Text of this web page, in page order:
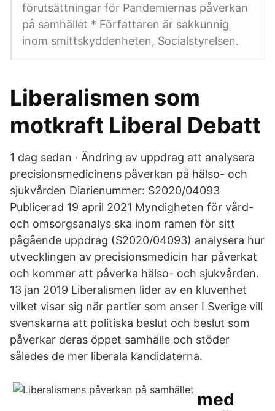
förutsättningar för Pandemiernas påverkan
på samhället * Författaren är sakkunnig
inom smittskyddenheten, Socialstyrelsen.
Liberalismen som
motkraft Liberal Debatt
1 dag sedan · Ändring av uppdrag att analysera
precisionsmedicinens påverkan på hälso- och
sjukvården Diarienummer: S2020/04093
Publicerad 19 april 2021 Myndigheten för vård-
och omsorgsanalys ska inom ramen för sitt
pågående uppdrag (S2020/04093) analysera hur
utvecklingen av precisionsmedicin har påverkat
och kommer att påverka hälso- och sjukvården.
13 jan 2019 Liberalismen lider av en kluvenhet
vilket visar sig när partier som anser I Sverige vill
svenskarna att politiska beslut och beslut som
påverkar deras öppet samhälle och stöder
således de mer liberala kandidaterna.
med